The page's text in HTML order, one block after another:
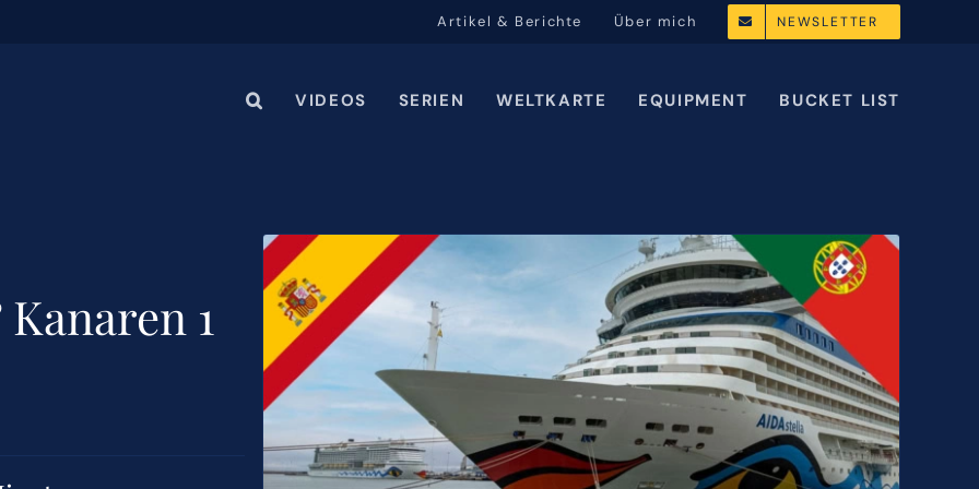
Artikel & Berichte Über mich NEWSLETTER
VIDEOS SERIEN WELTKARTE EQUIPMENT BUCKET LIST
1